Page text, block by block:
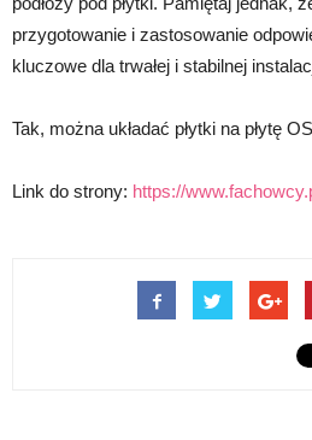
przygotowanie i zastosowanie
kluczowe dla trwałej i stabilnej
Tak, można układać płytki na płytę
Link do strony: https://